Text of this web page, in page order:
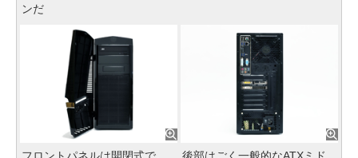
ンだ
フロントパネルは開閉式で、
後部はごく一般的なATXミド